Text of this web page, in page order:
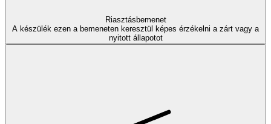
Riasztásbemenet
A készülék ezen a bemeneten keresztül képes érzékelni a zárt vagy a
nyitott állapotot